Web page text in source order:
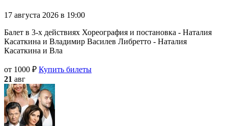
17 августа 2026 в 19:00
Балет в 3-х действиях Хореография и постановка - Наталия
Касаткина и Владимир Василев Либретто - Наталия
Касаткина и Вла
от 1000 ₽ Купить билеты
21 авг